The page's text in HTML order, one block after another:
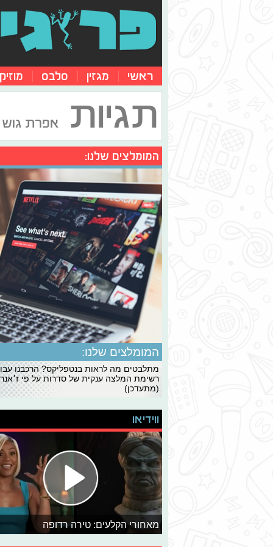
ראשי מגזין סלבס
תגיות אפרת גוש
המומלצים שלנו:
המומלצים שלנו:
מתלבטים מה לראות בנטפליקס? הרכבנו
רשימת המלצה ענקית של סדרות על פי
(מתעדכן)
ווידיאו
מאחורי הקלעים: טירה רדופה